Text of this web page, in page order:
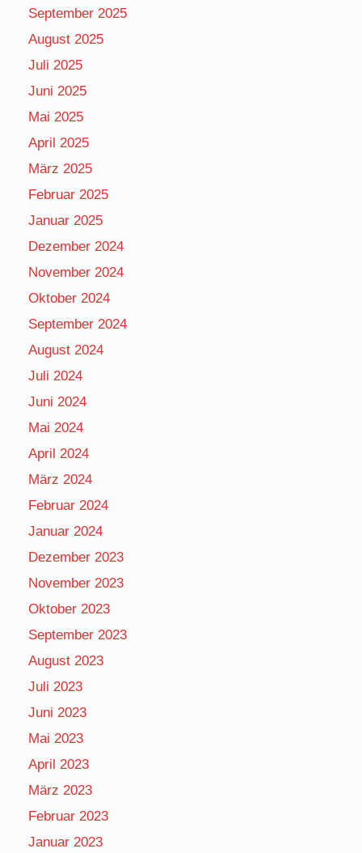
September 2025
August 2025
Juli 2025
Juni 2025
Mai 2025
April 2025
März 2025
Februar 2025
Januar 2025
Dezember 2024
November 2024
Oktober 2024
September 2024
August 2024
Juli 2024
Juni 2024
Mai 2024
April 2024
März 2024
Februar 2024
Januar 2024
Dezember 2023
November 2023
Oktober 2023
September 2023
August 2023
Juli 2023
Juni 2023
Mai 2023
April 2023
März 2023
Februar 2023
Januar 2023